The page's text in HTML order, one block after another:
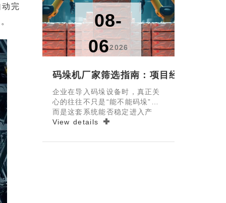
动完
08-
062026
码垛机厂家筛选指南：项目经验、交付
企业在导入码垛设备时，真正关
心的往往不只是“能不能码垛”，
而是这套系统能否稳定进入产
线、按期交付、持续运行，并在
综合成本上产生可验证的改善。
View details